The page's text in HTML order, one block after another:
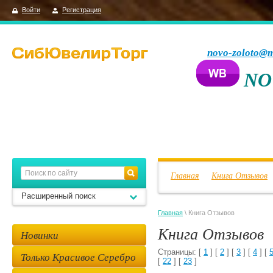
Войти Регистрация
novo-
Главная Книга Отзывов
Главная \ Книга Отзывов
Книга Отзывов
Страницы: [ 1 ] [ 2 ] [ 3 ] [ 4 ] [ 5
[ 22 ] [ 23 ]
Расширенный поиск
Новинки
Только Красивое Серебро